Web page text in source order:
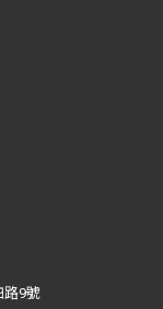
路9號